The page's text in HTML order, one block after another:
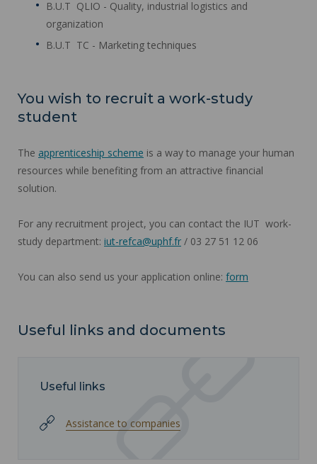
B.U.T QLIO - Quality, industrial logistics and
organization
B.U.T TC - Marketing techniques
You wish to recruit a work-study
student
The apprenticeship scheme is a way to manage your human
resources while benefiting from an attractive financial
solution.
For any recruitment project, you can contact the IUT work-
study department: iut-refca@uphf.fr / 03 27 51 12 06
You can also send us your application online: form
Useful links and documents
Useful links
Assistance to companies